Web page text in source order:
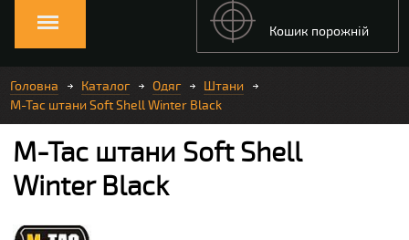
Кошик порожній
Головна Каталог Одяг
Штани
M-Tac штани Soft Shell Winter Black
M-Tac штани Soft Shell
Winter Black